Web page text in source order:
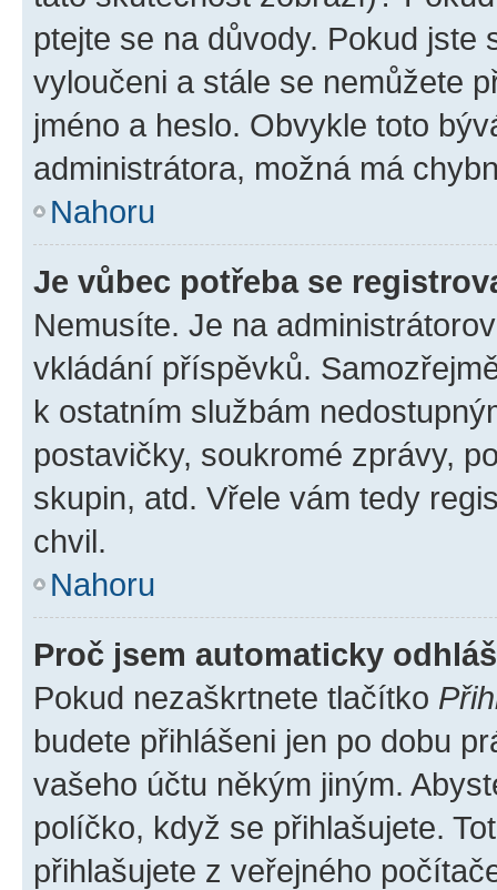
ptejte se na důvody. Pokud jste
vyloučeni a stále se nemůžete
jméno a heslo. Obvykle toto
administrátora, možná má
Nahoru
Je vůbec potřeba se
Nemusíte. Je na
vkládání příspěvků.
k ostatním službám
postavičky, soukromé zprávy,
skupin, atd. Vřele vám tedy
chvil.
Nahoru
Proč jsem automaticky
Pokud nezaškrtnete tlačítko
budete přihlášeni jen po dobu
vašeho účtu někým jiným.
políčko, když se přihlašujete.
přihlašujete z veřejného